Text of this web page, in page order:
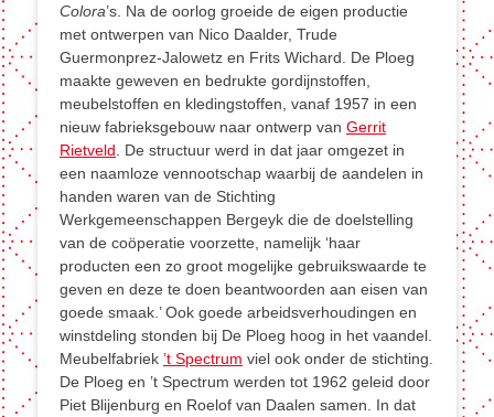
Colora’s. Na de oorlog groeide de eigen productie
met ontwerpen van Nico Daalder, Trude
Guermonprez-Jalowetz en Frits Wichard. De Ploeg
maakte geweven en bedrukte gordijnstoffen,
meubelstoffen en kledingstoffen, vanaf 1957 in een
nieuw fabrieksgebouw naar ontwerp van Gerrit
Rietveld . De structuur werd in dat jaar omgezet in
een naamloze vennootschap waarbij de aandelen in
handen waren van de Stichting
Werkgemeenschappen Bergeyk die de doelstelling
van de coöperatie voorzette, namelijk ‘haar
producten een zo groot mogelijke gebruikswaarde te
geven en deze te doen beantwoorden aan eisen van
goede smaak.’ Ook goede arbeidsverhoudingen en
winstdeling stonden bij De Ploeg hoog in het vaandel.
Meubelfabriek ’t Spectrum viel ook onder de stichting.
De Ploeg en ’t Spectrum werden tot 1962 geleid door
Piet Blijenburg en Roelof van Daalen samen. In dat